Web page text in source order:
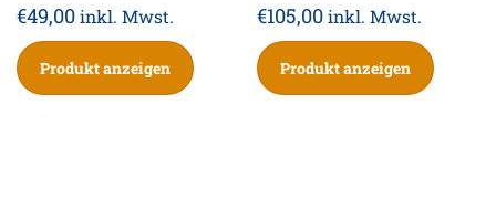
€49,00inkl. Mwst.
Produkt anzeigen
€105,00 inkl. Mwst.
Produkt anzeigen